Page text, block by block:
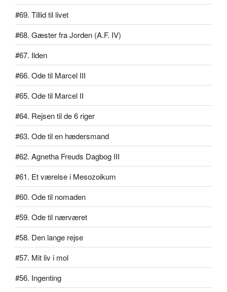
#69. Tillid til livet
#68. Gæster fra Jorden (A.F. IV)
#67. Ilden
#66. Ode til Marcel III
#65. Ode til Marcel II
#64. Rejsen til de 6 riger
#63. Ode til en hædersmand
#62. Agnetha Freuds Dagbog III
#61. Et værelse i Mesozoikum
#60. Ode til nomaden
#59. Ode til nærværet
#58. Den lange rejse
#57. Mit liv i mol
#56. Ingenting